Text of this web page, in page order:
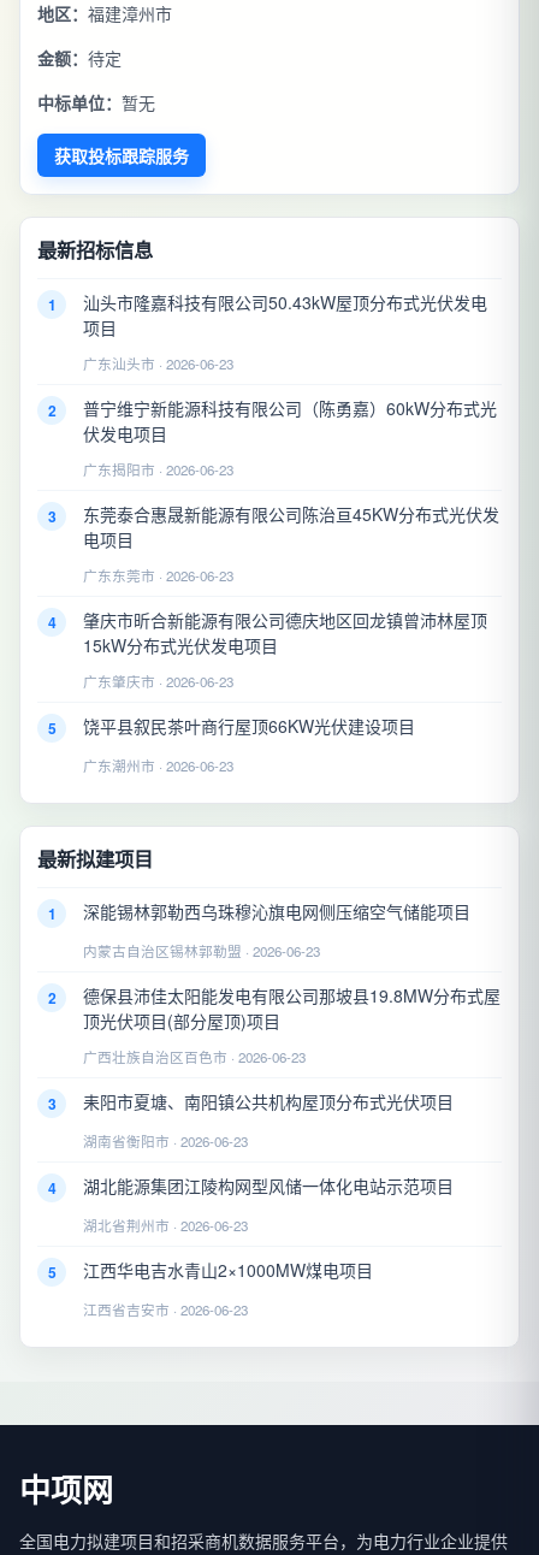
地区： 福建漳州市
金额： 待定
中标单位： 暂无
获取投标跟踪服务
最新招标信息
1
汕头市隆嘉科技有限公司50.43kW屋顶分布式光伏发电
项目
广东汕头市 · 2026-06-23
2
普宁维宁新能源科技有限公司（陈勇嘉）60kW分布式光
伏发电项目
广东揭阳市 · 2026-06-23
3
东莞泰合惠晟新能源有限公司陈治亘45KW分布式光伏发
电项目
广东东莞市 · 2026-06-23
4
肇庆市昕合新能源有限公司德庆地区回龙镇曾沛林屋顶
15kW分布式光伏发电项目
广东肇庆市 · 2026-06-23
5 饶平县叙民茶叶商行屋顶66KW光伏建设项目
广东潮州市 · 2026-06-23
最新拟建项目
1 深能锡林郭勒西乌珠穆沁旗电网侧压缩空气储能项目
内蒙古自治区锡林郭勒盟 · 2026-06-23
2
德保县沛佳太阳能发电有限公司那坡县19.8MW分布式屋
顶光伏项目(部分屋顶)项目
广西壮族自治区百色市 · 2026-06-23
3 耒阳市夏塘、南阳镇公共机构屋顶分布式光伏项目
湖南省衡阳市 · 2026-06-23
4 湖北能源集团江陵构网型风储一体化电站示范项目
湖北省荆州市 · 2026-06-23
5 江西华电吉水青山2×1000MW煤电项目
江西省吉安市 · 2026-06-23
中项网
全国电力拟建项目和招采商机数据服务平台，为电力行业企业提供